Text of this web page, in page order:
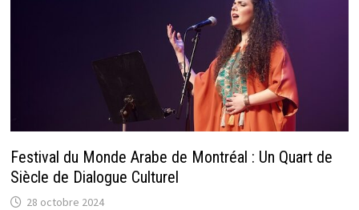
Festival du Monde Arabe de Montréal : Un Quart de
Siècle de Dialogue Culturel
28 octobre 2024